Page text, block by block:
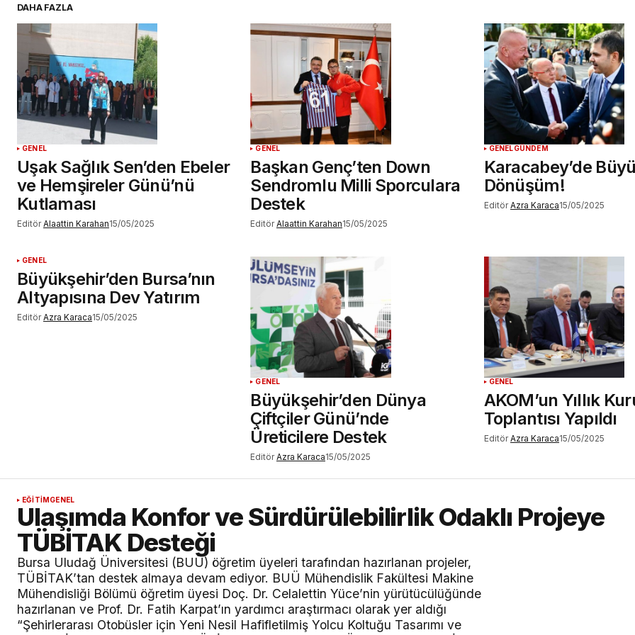
YORUM GÖNDER
DAHA FAZLA
GENEL
Uşak Sağlık Sen’den Ebeler
ve Hemşireler Günü’nü
Kutlaması
Editör Alaattin Karahan15/05/2025
GENEL
Başkan Genç’ten Down
Sendromlu Milli Sporculara
Destek
Editör Alaattin Karahan15/05/2025
GENELGÜNDEM
Karacabey’de
Dönüşüm!
Editör Azra Karaca15/05/2025
GENEL
Büyükşehir’den Bursa’nın
Altyapısına Dev Yatırım
Editör Azra Karaca15/05/2025
GENEL
Büyükşehir’den Dünya
Çiftçiler Günü’nde
Üreticilere Destek
Editör Azra Karaca15/05/2025
GENEL
AKOM’un Yıllık
Toplantısı Yapıldı
Editör Azra Karaca15/05/2025
EĞİTİMGENEL
Ulaşımda Konfor ve Sürdürülebilirlik Odaklı Projeye
TÜBİTAK Desteği
Bursa Uludağ Üniversitesi (BUÜ) öğretim üyeleri tarafından hazırlanan projeler,
TÜBİTAK’tan destek almaya devam ediyor. BUÜ Mühendislik Fakültesi Makine
Mühendisliği Bölümü öğretim üyesi Doç. Dr. Celalettin Yüce’nin yürütücülüğünde
hazırlanan ve Prof. Dr. Fatih Karpat’ın yardımcı araştırmacı olarak yer aldığı
“Şehirlerarası Otobüsler için Yeni Nesil Hafifletilmiş Yolcu Koltuğu Tasarımı ve